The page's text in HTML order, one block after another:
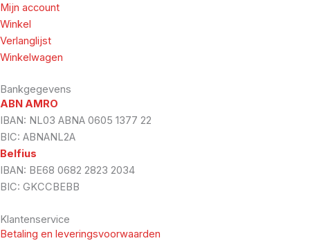
Mijn account
Winkel
Verlanglijst
Winkelwagen
Bankgegevens
ABN AMRO
IBAN: NL03 ABNA 0605 1377 22
BIC: ABNANL2A
Belfius
IBAN: BE68 0682 2823 2034
BIC: GKCCBEBB
Klantenservice
Betaling en leveringsvoorwaarden